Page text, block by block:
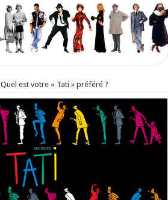
Quel est votre « Tati » préféré ?